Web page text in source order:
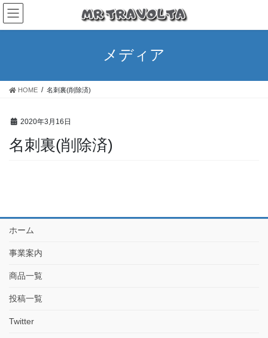
メディア
HOME 名刺裏(削除済)
2020年3月16日
名刺裏(削除済)
ホーム
事業案内
商品一覧
投稿一覧
Twitter